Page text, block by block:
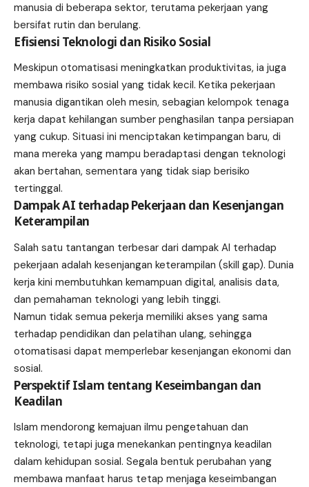
manusia di beberapa sektor, terutama pekerjaan yang
bersifat rutin dan berulang.
Efisiensi Teknologi dan Risiko Sosial
Meskipun otomatisasi meningkatkan produktivitas, ia juga
membawa risiko sosial yang tidak kecil. Ketika pekerjaan
manusia digantikan oleh mesin, sebagian kelompok tenaga
kerja dapat kehilangan sumber penghasilan tanpa persiapan
yang cukup. Situasi ini menciptakan ketimpangan baru, di
mana mereka yang mampu beradaptasi dengan teknologi
akan bertahan, sementara yang tidak siap berisiko
tertinggal.
Dampak AI terhadap Pekerjaan dan Kesenjangan
Keterampilan
Salah satu tantangan terbesar dari dampak AI terhadap
pekerjaan adalah kesenjangan keterampilan (skill gap). Dunia
kerja kini membutuhkan kemampuan digital, analisis data,
dan pemahaman teknologi yang lebih tinggi.
Namun tidak semua pekerja memiliki akses yang sama
terhadap pendidikan dan pelatihan ulang, sehingga
otomatisasi dapat memperlebar kesenjangan ekonomi dan
sosial.
Perspektif Islam tentang Keseimbangan dan
Keadilan
Islam mendorong kemajuan ilmu pengetahuan dan
teknologi, tetapi juga menekankan pentingnya keadilan
dalam kehidupan sosial. Segala bentuk perubahan yang
membawa manfaat harus tetap menjaga keseimbangan